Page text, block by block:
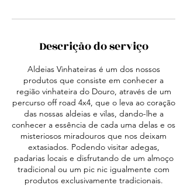
Descrição do serviço
Aldeias Vinhateiras é um dos nossos
produtos que consiste em conhecer a
região vinhateira do Douro, através de um
percurso off road 4x4, que o leva ao coração
das nossas aldeias e vilas, dando-lhe a
conhecer a essência de cada uma delas e os
misteriosos miradouros que nos deixam
extasiados. Podendo visitar adegas,
padarias locais e disfrutando de um almoço
tradicional ou um pic nic igualmente com
produtos exclusivamente tradicionais.